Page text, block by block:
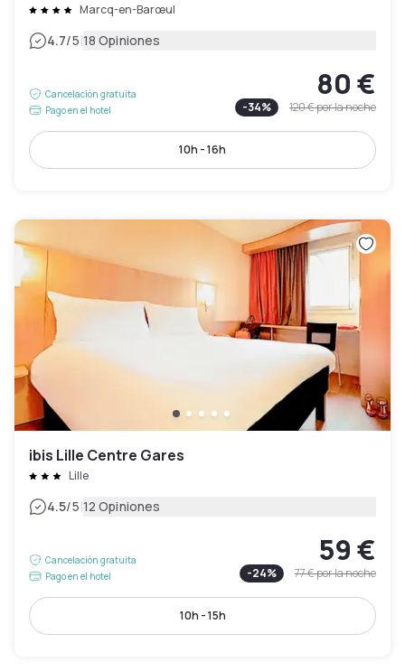
Marcq-en-Barœul
4.7/5|18 Opiniones
Cancelación gratuita
Pago en el hotel
80 €
-34% 120 €por la noche
10h - 16h
ibis Lille Centre Gares
Lille
4.5/5|12 Opiniones
Cancelación gratuita
Pago en el hotel
59 €
-24% 77 €por la noche
10h - 15h